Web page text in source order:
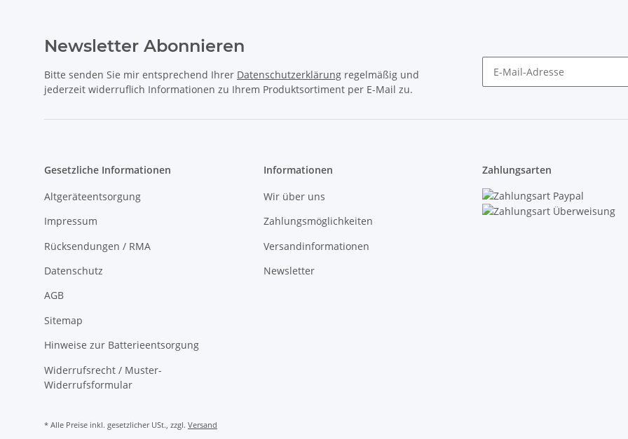
Newsletter Abonnieren
Bitte senden Sie mir entsprechend Ihrer Datenschutzerklärung regelmäßig und
jederzeit widerruflich Informationen zu Ihrem Produktsortiment per E-Mail zu.
Gesetzliche Informationen
Altgeräteentsorgung
Impressum
Rücksendungen / RMA
Datenschutz
AGB
Sitemap
Hinweise zur Batterieentsorgung
Widerrufsrecht / Muster-
Widerrufsformular
Informationen
Wir über uns
Zahlungsmöglichkeiten
Versandinformationen
Newsletter
Zahlungsarten
* Alle Preise inkl. gesetzlicher USt., zzgl. Versand